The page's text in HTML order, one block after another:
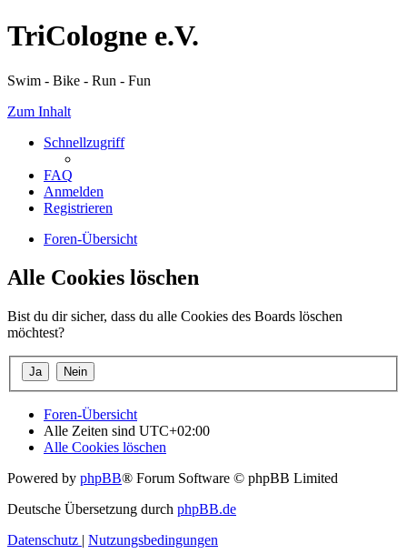
TriCologne e.V.
Swim - Bike - Run - Fun
Zum Inhalt
Schnellzugriff
FAQ
Anmelden
Registrieren
Foren-Übersicht
Alle Cookies löschen
Bist du dir sicher, dass du alle Cookies des Boards löschen
möchtest?
Foren-Übersicht
Alle Zeiten sind UTC+02:00
Alle Cookies löschen
Powered by phpBB® Forum Software © phpBB Limited
Deutsche Übersetzung durch phpBB.de
Datenschutz | Nutzungsbedingungen